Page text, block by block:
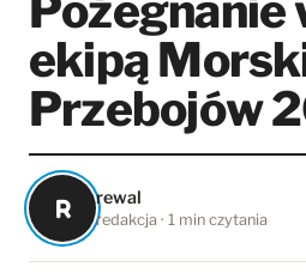
ekipą
Przebojów
R rewal
redakcja · 1 min czytania